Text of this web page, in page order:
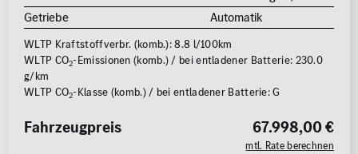
Getriebe
Automatik
WLTP Kraftstoffverbr. (komb.): 8.8 l/100km
WLTP CO2-Emissionen (komb.) / bei entladener Batterie: 230.0
g/km
WLTP CO2-Klasse (komb.) / bei entladener Batterie: G
67.998,00 €
mtl. Rate berechnen
Fahrzeugpreis